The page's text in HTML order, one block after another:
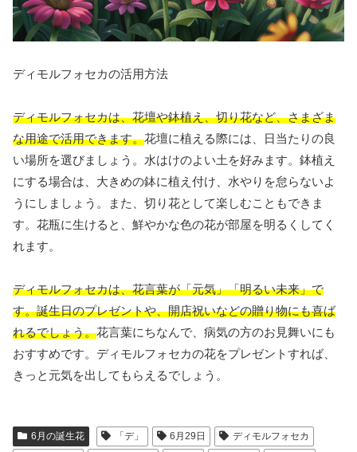
ディモルフォセカの活用方法
ディモルフォセカは、花壇や鉢植え、切り花など、さまざま
な用途で活用できます。花壇に植える際には、日当たりの良
い場所を選びましょう。水はけのよい土を好みます。鉢植え
にする場合は、大きめの鉢に植え付け、水やりを怠らないよ
うにしましょう。また、切り花として楽しむこともできま
す。花瓶に生けると、鮮やかな色の花が部屋を明るくしてく
れます。
ディモルフォセカは、花言葉が「元気」「明るい未来」で
す。誕生日のプレゼントや、開店祝いなどの贈り物にも喜ば
れるでしょう。花言葉にちなんで、病気の方のお見舞いにも
おすすめです。ディモルフォセカの花をプレゼントすれば、
きっと元気を出してもらえるでしょう。
6月の誕生花 「デ」 6月29日
ディモルフォセカ